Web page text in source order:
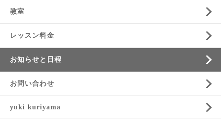
教室
レッスン料金
お知らせと日程
お問い合わせ
yuki kuriyama